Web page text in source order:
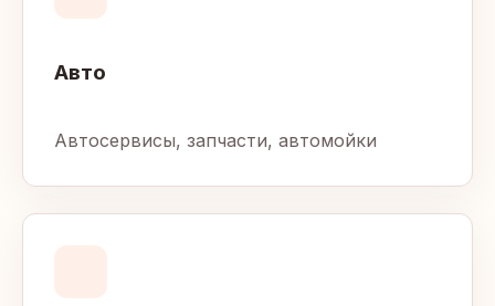
Авто
Автосервисы, запчасти, автомойки